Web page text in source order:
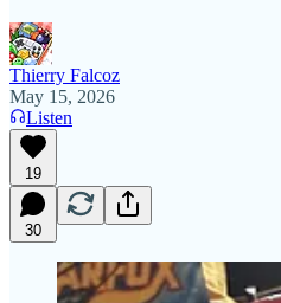
Thierry Falcoz
May 15, 2026
Listen
19
30